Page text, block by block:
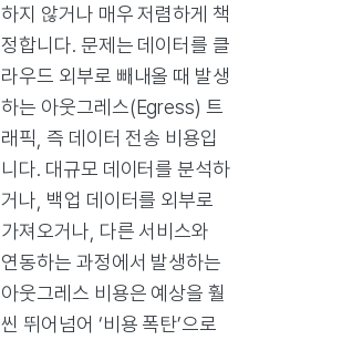
하지 않거나 매우 저렴하게 책
정합니다. 문제는 데이터를 클
라우드 외부로 빼내올 때 발생
하는 아웃그레스(Egress) 트
래픽, 즉 데이터 전송 비용입
니다. 대규모 데이터를 분석하
거나, 백업 데이터를 외부로
가져오거나, 다른 서비스와
연동하는 과정에서 발생하는
아웃그레스 비용은 예상을 훨
씬 뛰어넘어 ‘비용 폭탄’으로